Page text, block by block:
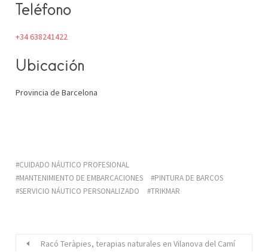
Teléfono
+34 638241422
Ubicación
Provincia de Barcelona
CUIDADO NÁUTICO PROFESIONAL
MANTENIMIENTO DE EMBARCACIONES
PINTURA DE BARCOS
SERVICIO NÁUTICO PERSONALIZADO
TRIKMAR
Racó Teràpies, terapias naturales en Vilanova del Camí